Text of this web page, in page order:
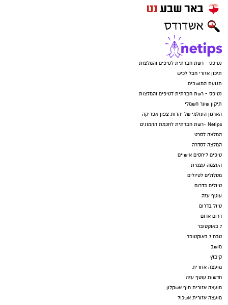
נטיפס - רשת חברתית לטיפים והמלצות
תיכון אזורי חבל לכיש
תנועת המושבים
נטיפס - רשת חברתית לטיפים והמלצות
תיקון שער חשמלי
הארגון העולמי של יהדות צפון אפריקה
Netips -רשת חברתית לחכמת ההמונים
המלצה לסרט
המלצה לסדרה
טיפים ליחסים אישיים
העצמה עצמית
מסלולים לטיולים
טיולים בדרום
עוטף עזה
טיול בדרום
דרום אדום
7 באוקטובר
טבח 7 באוקטובר
מושב
קיבוץ
מועצה אזורית
חדשות עוטף עזה
מועצה אזורית חוף אשקלון
מועצה אזורית אשכול